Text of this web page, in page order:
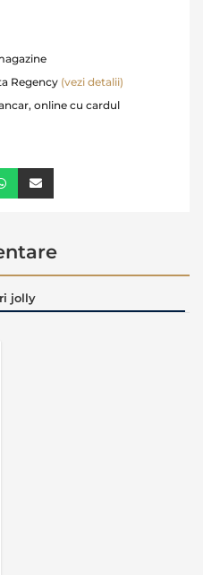
Regency (vezi detalii)
online cu cardul
jolly